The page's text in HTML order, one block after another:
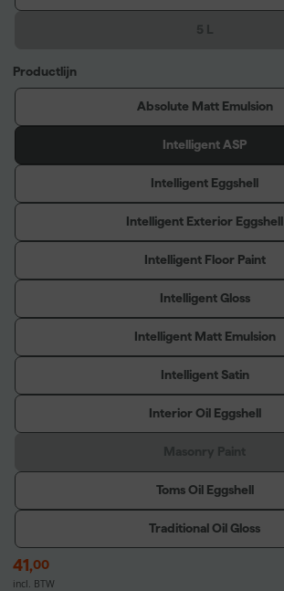
Productlijn
Absolute Matt Emulsion
Intelligent ASP
Intelligent Eggshell
Intelligent Exterior Eggshell
Intelligent Floor Paint
Intelligent Gloss
Intelligent Matt Emulsion
Intelligent Satin
Interior Oil Eggshell
Toms Oil Eggshell
Traditional Oil Gloss
41,00
incl. BTW